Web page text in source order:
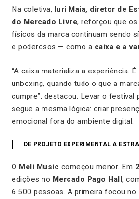
Na coletiva, Iuri Maia, diretor de
do Mercado Livre, reforçou que os
físicos da marca continuam sendo
e poderosos — como a caixa e a
“A caixa materializa a experiência.
unboxing, quando tudo o que a
cumpre”, destacou. Levar o festival
segue a mesma lógica: criar
emocional fora do ambiente digital.
DE PROJETO EXPERIMENTAL A
O Meli Music começou menor. Em
edições no Mercado Pago Hall,
6.500 pessoas. A primeira focou no